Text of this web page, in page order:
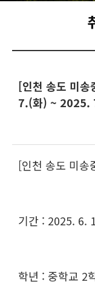
[인천 송도 미
7.(화) ~ 2025.
[인천 송도 미송
기간 : 2025. 6.
학년 : 중학교 2